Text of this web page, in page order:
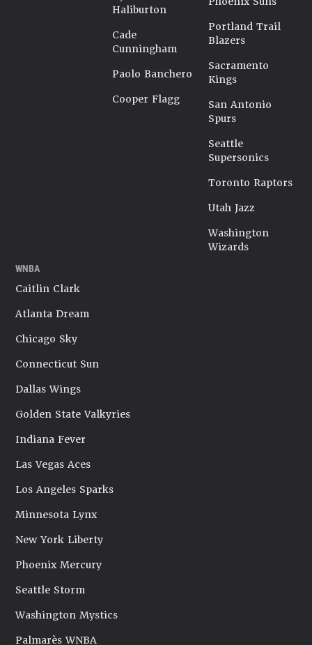
Haliburton
Cade
Cunningham
Paolo Banchero
Cooper Flagg
Portland Trail
Blazers
Sacramento
Kings
San Antonio
Spurs
Seattle
Supersonics
Toronto Raptors
Utah Jazz
Washington
Wizards
WNBA
Caitlin Clark
Atlanta Dream
Chicago Sky
Connecticut Sun
Dallas Wings
Golden State Valkyries
Indiana Fever
Las Vegas Aces
Los Angeles Sparks
Minnesota Lynx
New York Liberty
Phoenix Mercury
Seattle Storm
Washington Mystics
Palmarès WNBA